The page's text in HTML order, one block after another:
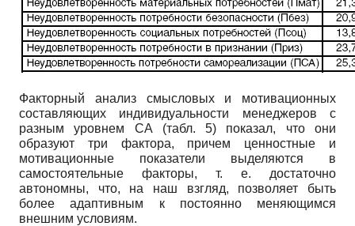
Факторный анализ смысловых и мотивационных
составляющих индивидуальности менеджеров с
разным уровнем СА (табл. 5) показал, что они
образуют три фактора, причем ценностные и
мотивационные показатели выделяются в
самостоятельные факторы, т. е. достаточно
автономны, что, на наш взгляд, позволяет быть
более адаптивным к постоянно меняющимся
внешним условиям.